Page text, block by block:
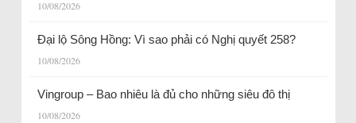
10/08/2026
Đại lộ Sông Hồng: Vì sao phải có Nghị quyết 258?
10/08/2026
Vingroup – Bao nhiêu là đủ cho những siêu đô thị
10/08/2026